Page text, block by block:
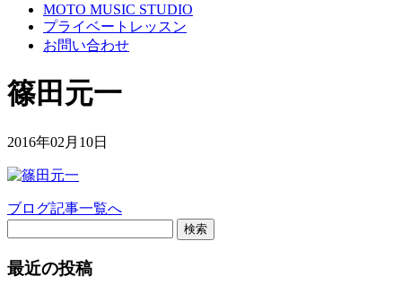
MOTO MUSIC STUDIO
プライベートレッスン
お問い合わせ
篠田元一
2016年02月10日
ブログ記事一覧へ
検索
最近の投稿